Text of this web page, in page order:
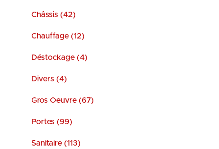
Châssis (42)
Chauffage (12)
Déstockage (4)
Divers (4)
Gros Oeuvre (67)
Portes (99)
Sanitaire (113)